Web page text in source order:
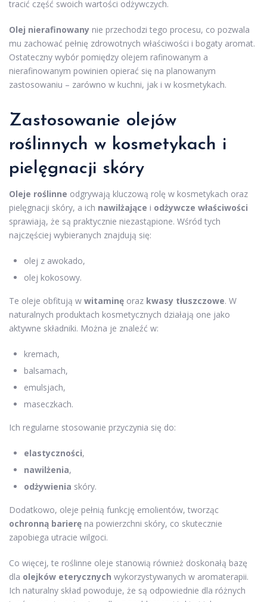
tracić część swoich wartości odżywczych.
Olej nierafinowany nie przechodzi tego procesu, co pozwala
mu zachować pełnię zdrowotnych właściwości i bogaty aromat.
Ostateczny wybór pomiędzy olejem rafinowanym a
nierafinowanym powinien opierać się na planowanym
zastosowaniu – zarówno w kuchni, jak i w kosmetykach.
Zastosowanie olejów
roślinnych w kosmetykach i
pielęgnacji skóry
Oleje roślinne odgrywają kluczową rolę w kosmetykach oraz
pielęgnacji skóry, a ich nawilżające i odżywcze właściwości
sprawiają, że są praktycznie niezastąpione. Wśród tych
najczęściej wybieranych znajdują się:
olej z awokado,
olej kokosowy.
Te oleje obfitują w witaminę oraz kwasy tłuszczowe. W
naturalnych produktach kosmetycznych działają one jako
aktywne składniki. Można je znaleźć w:
kremach,
balsamach,
emulsjach,
maseczkach.
Ich regularne stosowanie przyczynia się do:
elastyczności,
nawilżenia,
odżywienia skóry.
Dodatkowo, oleje pełnią funkcję emolientów, tworząc
ochronną barierę na powierzchni skóry, co skutecznie
zapobiega utracie wilgoci.
Co więcej, te roślinne oleje stanowią również doskonałą bazę
dla olejków eterycznych wykorzystywanych w aromaterapii.
Ich naturalny skład powoduje, że są odpowiednie dla różnych